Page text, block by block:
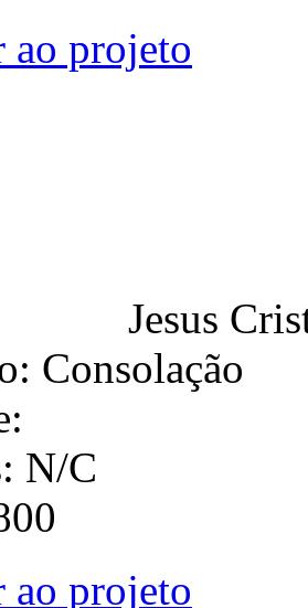
projeto
Jesus
Consolação
N/C
projeto